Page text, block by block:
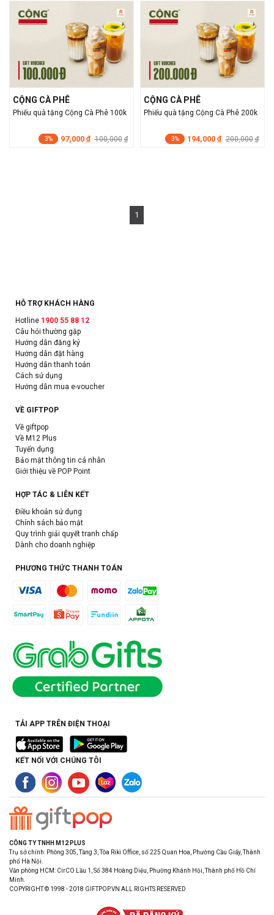
CỘNG CÀ PHÊ
Phiếu quà tặng Cộng Cà Phê 100k
3% 97,000 đ 100,000 đ
CỘNG CÀ PHÊ
Phiếu quà tặng Cộng Cà Phê 200k
3% 194,000 đ 200,000 đ
1
HỖ TRỢ KHÁCH HÀNG
Hotline 1900 55 88 12
Câu hỏi thường gặp
Hướng dẫn đăng ký
Hướng dẫn đặt hàng
Hướng dẫn thanh toán
Cách sử dụng
Hướng dẫn mua e-voucher
VỀ GIFTPOP
Về giftpop
Về M12 Plus
Tuyển dụng
Bảo mật thông tin cá nhân
Giới thiệu về POP Point
HỢP TÁC & LIÊN KẾT
Điều khoản sử dụng
Chính sách bảo mật
Quy trình giải quyết tranh chấp
Dành cho doanh nghiệp
PHƯƠNG THỨC THANH TOÁN
TẢI APP TRÊN ĐIỆN THOẠI
KẾT NỐI VỚI CHÚNG TÔI
CÔNG TY TNHH M12 PLUS
Trụ sở chính: Phòng 305, Tầng 3, Tòa Riki Office, số 225 Quan Hoa, Phường Cầu Giấy, Thành
phố Hà Nội.
Văn phòng HCM: CirCO Lầu 1, Số 384 Hoàng Diệu, Phường Khánh Hội, Thành phố Hồ Chí
Minh.
COPYRIGHT © 1998 - 2018 GIFTPOP.VN ALL RIGHTS RESERVED